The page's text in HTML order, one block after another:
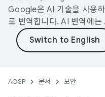
Google은 AI 기술을 사용
로 번역합니다. AI 번역에
AOSP 문서 보안